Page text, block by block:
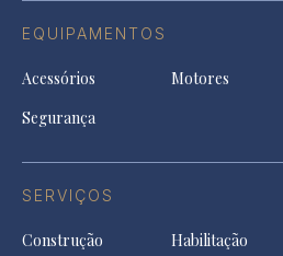
EQUIPAMENTOS
Acessórios Motores
Segurança
SERVIÇOS
Construção Habilitação